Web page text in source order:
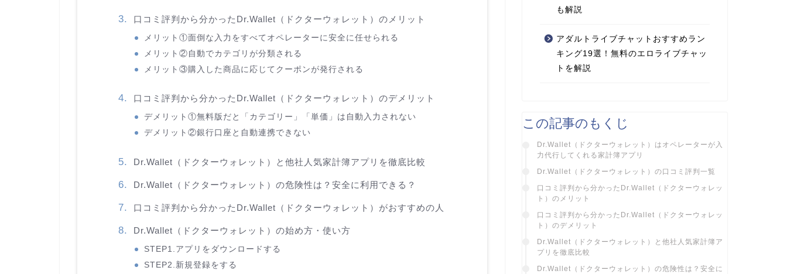
口コミ評判から分かったDr.Wallet（ドクターウォレット）のメリット
メリット①面倒な入力をすべてオペレーターに安全に任せられる
メリット②自動でカテゴリが分類される
メリット③購入した商品に応じてクーポンが発行される
口コミ評判から分かったDr.Wallet（ドクターウォレット）のデメリット
デメリット①無料版だと「カテゴリー」「単価」は自動入力されない
デメリット②銀行口座と自動連携できない
Dr.Wallet（ドクターウォレット）と他社人気家計簿アプリを徹底比較
Dr.Wallet（ドクターウォレット）の危険性は？安全に利用できる？
口コミ評判から分かったDr.Wallet（ドクターウォレット）がおすすめの人
Dr.Wallet（ドクターウォレット）の始め方・使い方
STEP1.アプリをダウンロードする
STEP2.新規登録をする
も解説
アダルトライブチャットおすすめラン
キング19選！無料のエロライブチャッ
トを解説
この記事のもくじ
Dr.Wallet（ドクターウォレット）はオペレーターが入
力代行してくれる家計簿アプリ
Dr.Wallet（ドクターウォレット）の口コミ評判一覧
口コミ評判から分かったDr.Wallet（ドクターウォレッ
ト）のメリット
口コミ評判から分かったDr.Wallet（ドクターウォレッ
ト）のデメリット
Dr.Wallet（ドクターウォレット）と他社人気家計簿ア
プリを徹底比較
Dr.Wallet（ドクターウォレット）の危険性は？安全に